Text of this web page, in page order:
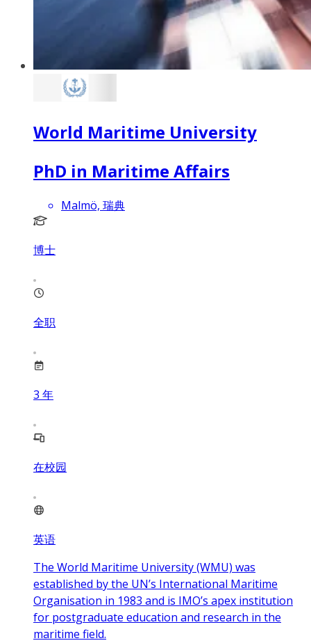
World Maritime University
PhD in Maritime Affairs
Malmö, 瑞典
博士
全职
3 年
在校园
英语
The World Maritime University (WMU) was
established by the UN’s International Maritime
Organisation in 1983 and is IMO’s apex institution
for postgraduate education and research in the
maritime field.